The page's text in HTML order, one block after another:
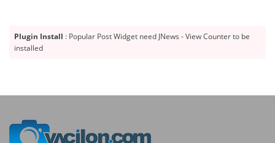
Plugin Install : Popular Post Widget need JNews - View Counter to be
installed